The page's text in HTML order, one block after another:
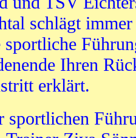
schlägt
sportliche
Ihren
erklärt.
sportlichen